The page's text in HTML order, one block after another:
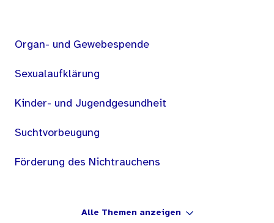
Organ- und Gewebespende
Sexualaufklärung
Kinder- und Jugendgesundheit
Suchtvorbeugung
Förderung des Nichtrauchens
Alle Themen anzeigen